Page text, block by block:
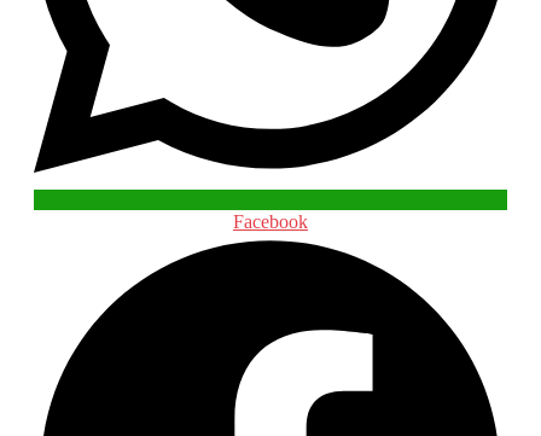
Facebook